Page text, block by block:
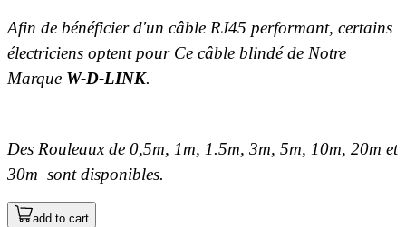
Afin de bénéficier d'un câble RJ45 performant, certains
électriciens optent pour Ce câble blindé de Notre
Marque W-D-LINK.
Des Rouleaux de 0,5m, 1m, 1.5m, 3m, 5m, 10m, 20m et
30m sont disponibles.
add to cart